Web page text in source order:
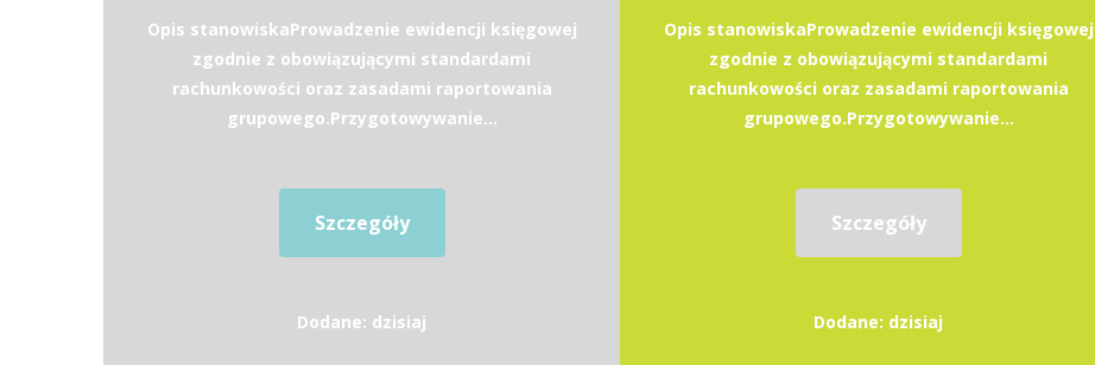
Opis stanowiskaProwadzenie ewidencji księgowej
zgodnie z obowiązującymi standardami
rachunkowości oraz zasadami raportowania
grupowego.Przygotowywanie...
Szczegóły
Dodane: dzisiaj
Opis stanowiskaProwadzenie ewidencji księgowej
zgodnie z obowiązującymi standardami
rachunkowości oraz zasadami raportowania
grupowego.Przygotowywanie...
Szczegóły
Dodane: dzisiaj